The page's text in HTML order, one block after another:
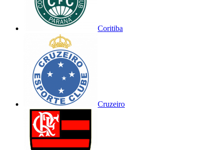
Coritiba
Cruzeiro